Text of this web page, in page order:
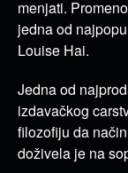
menjati.
jedna od
Louise Hai.
Jedna od
izdavačkog
filozofiju da
doživela je na